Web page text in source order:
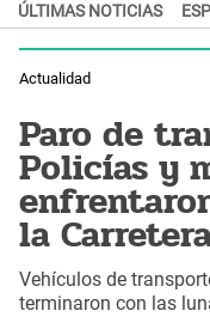
ÚLTIMAS NOTICIAS
Actualidad
Paro de
Policías y
la
Vehículos de
terminaron con las